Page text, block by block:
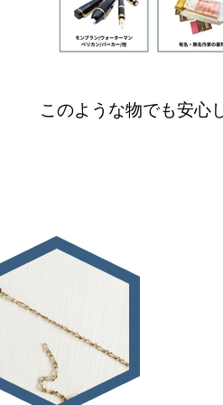
このような物でも安心